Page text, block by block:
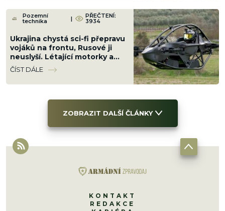
Pozemní
technika | PŘEČTENÍ:
3934
Ukrajina chystá sci-fi přepravu
vojáků na frontu, Rusové ji
neuslyší. Létající motorky a
„aerobuginy“ jsou za rohem
ČÍST DÁLE
ZOBRAZIT DALŠÍ ČLÁNKY
KONTAKT
REDAKCE